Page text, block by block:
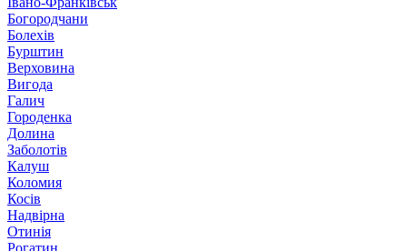
Богородчани
Болехів
Бурштин
Верховина
Вигода
Галич
Городенка
Долина
Заболотів
Калуш
Коломия
Косів
Надвірна
Отинія
Рогатин